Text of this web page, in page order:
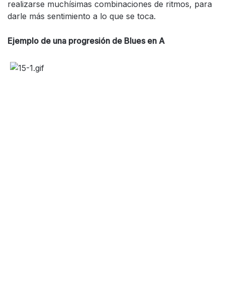
realizarse muchísimas combinaciones de ritmos, para
darle más sentimiento a lo que se toca.
Ejemplo de una progresión de Blues en A